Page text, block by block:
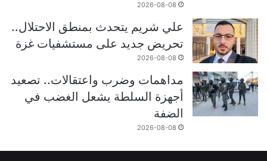
2026-08-08
علي شريم يتحدث بمنطق الاحتلال..
تحريض جديد على مستشفيات غزة
2026-08-08
مداهمات وضرب واعتقالات.. تصعيد
أجهزة السلطة يشعل الغضب في
الضفة
2026-08-08